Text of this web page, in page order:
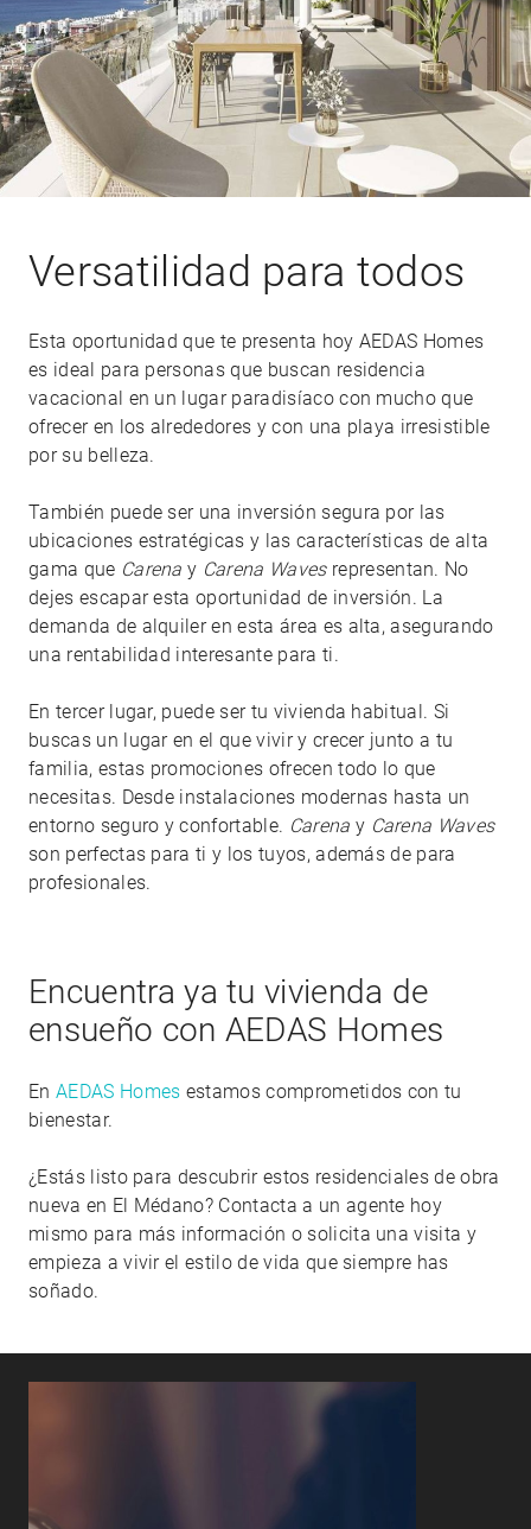
Versatilidad para todos
Esta oportunidad que te presenta hoy AEDAS Homes
es ideal para personas que buscan residencia
vacacional en un lugar paradisíaco con mucho que
ofrecer en los alrededores y con una playa irresistible
por su belleza.
También puede ser una inversión segura por las
ubicaciones estratégicas y las características de alta
gama que Carena y Carena Wavesrepresentan. No
dejes escapar esta oportunidad de inversión. La
demanda de alquiler en esta área es alta, asegurando
una rentabilidad interesante para ti.
En tercer lugar, puede ser tu vivienda habitual. Si
buscas un lugar en el que vivir y crecer junto a tu
familia, estas promociones ofrecen todo lo que
necesitas. Desde instalaciones modernas hasta un
entorno seguro y confortable. Carena y Carena Waves
son perfectas para ti y los tuyos, además de para
profesionales.
Encuentra ya tu vivienda de
ensueño con AEDAS Homes
En AEDAS Homes estamos comprometidos con tu
bienestar.
¿Estás listo para descubrir estos residenciales de obra
nueva en El Médano? Contacta a un agente hoy
mismo para más información o solicita una visita y
empieza a vivir el estilo de vida que siempre has
soñado.